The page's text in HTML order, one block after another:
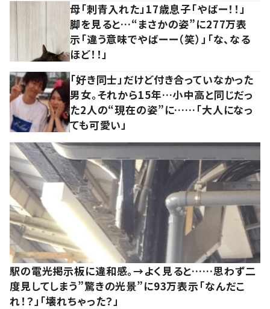
母「刺青入れた」17歳息子「やばー！！」
脚を見ると…“まさかの姿”に277万表
示「違う意味でやばーー（笑）」「な、なる
ほど！！」
「好き同士」だけど付き合っていなかった
男女。それから15年…小中高と同じだっ
た2人の“現在の姿”に……「大人になっ
ても可愛い」
駅の電光掲示板に違和感。→よく見ると……思わず二
度見してしまう”驚きの光景”に93万表示「なんだこ
れ！？」「壊れちゃった？」